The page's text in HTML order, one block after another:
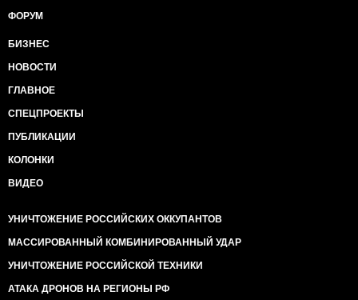
ФОРУМ
БИЗНЕС
НОВОСТИ
ГЛАВНОЕ
СПЕЦПРОЕКТЫ
ПУБЛИКАЦИИ
КОЛОНКИ
ВИДЕО
УНИЧТОЖЕНИЕ РОССИЙСКИХ ОККУПАНТОВ
МАССИРОВАННЫЙ КОМБИНИРОВАННЫЙ УДАР
УНИЧТОЖЕНИЕ РОССИЙСКОЙ ТЕХНИКИ
АТАКА ДРОНОВ НА РЕГИОНЫ РФ